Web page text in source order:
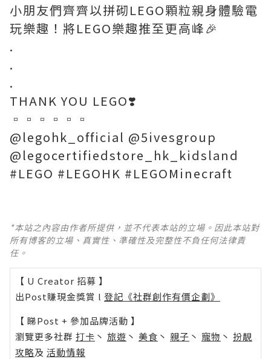
小朋友們齊齊以拼砌LEGO顆粒親身體驗電
玩樂趣！將LEGO樂趣推至更高峰🎉
.
.
.
THANK YOU LEGO❣️
▫️▫️▫️▫️▫️▫️
@legohk_official @5ivesgroup
@legocertifiedstore_hk_kidsland
#LEGO #LEGOHK #LEGOMinecraft
*本站之內容由作者所提供，並不代表本站的立場。因此本站對
所有博客的立場、真實性、準確性及完整性不負任何法律責
任。
【 U Creator 招募 】
出Post賺現金獎賞 l 登記《社群創作有價企劃》
【 睇Post + 參加品牌活動 】
瀏覽更多社群 打卡 丶 旅遊 丶 美食 丶 親子 丶 寵物 丶 扮靚
攻略及 活動情報